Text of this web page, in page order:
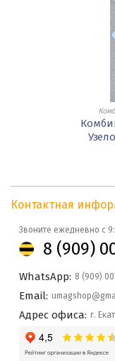
Контактная
Звоните ежедневно с
8 (909)
WhatsApp: 8 (909)
Email:
Адрес офиса: г.